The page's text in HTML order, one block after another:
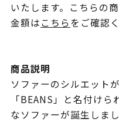
いたします。こちらの
金額はこちらをご確認
商品説明
ソファーのシルエット
「BEANS」と名付け
なソファーが誕生しま